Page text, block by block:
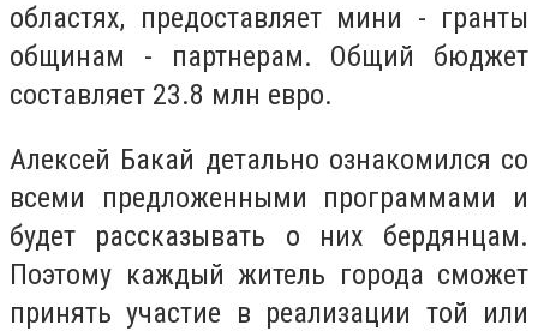
областях, предоставляет мини - гранты
общинам - партнерам. Общий бюджет
составляет 23.8 млн евро.
Алексей Бакай детально ознакомился со
всеми предложенными программами и
будет рассказывать о них бердянцам.
Поэтому каждый житель города сможет
принять участие в реализации той или